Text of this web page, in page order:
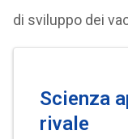
di sviluppo dei
Scienza
rivale